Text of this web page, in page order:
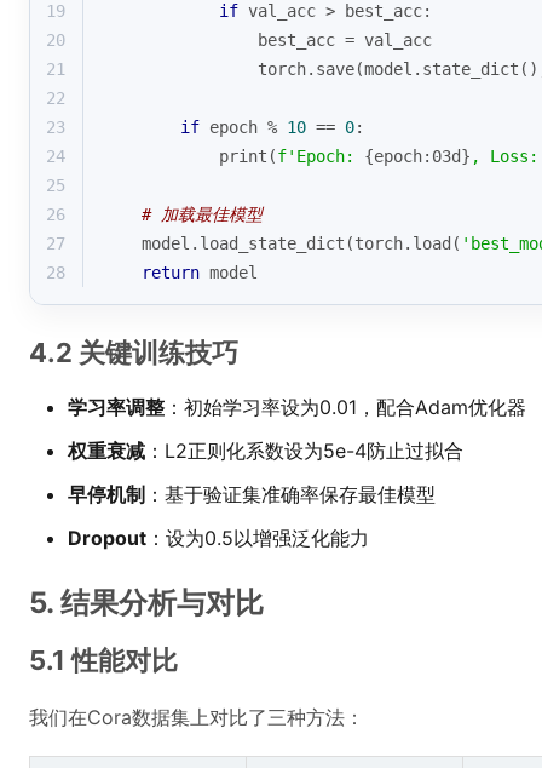
19
if val_acc > best_acc:
20
                best_acc = val_acc
21
22
23
if epoch % 10 == 0:
24
print (f'Epoch: {epoch:03d} ,
25
26
# 加载最佳模型
27
    model.load_state_dict(torch.load(
28
return model
4.2 关键训练技巧
学习率调整 ：初始学习率设为0.01，配合Adam优化器
权重衰减 ：L2正则化系数设为5e-4防止过拟合
早停机制 ：基于验证集准确率保存最佳模型
Dropout ：设为0.5以增强泛化能力
5. 结果分析与对比
5.1 性能对比
我们在Cora数据集上对比了三种方法：